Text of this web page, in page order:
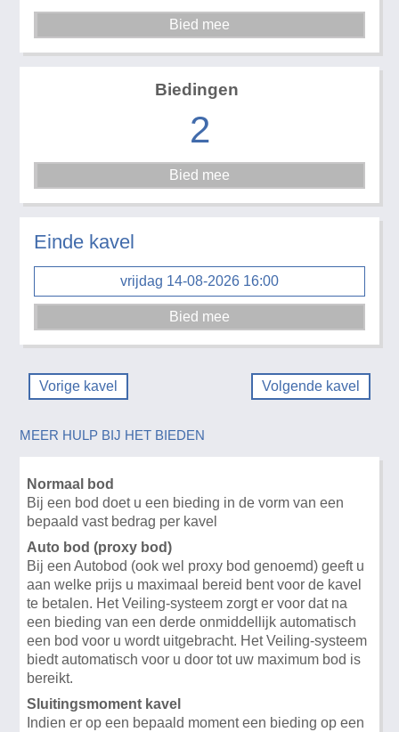
Biedingen
2
Einde kavel
vrijdag 14-08-2026 16:00
Vorige kavel Volgende kavel
MEER HULP BIJ HET BIEDEN
Normaal bod
Bij een bod doet u een bieding in de vorm van een
bepaald vast bedrag per kavel
Auto bod (proxy bod)
Bij een Autobod (ook wel proxy bod genoemd) geeft u
aan welke prijs u maximaal bereid bent voor de kavel
te betalen. Het Veiling-systeem zorgt er voor dat na
een bieding van een derde onmiddellijk automatisch
een bod voor u wordt uitgebracht. Het Veiling-systeem
biedt automatisch voor u door tot uw maximum bod is
bereikt.
Sluitingsmoment kavel
Indien er op een bepaald moment een bieding op een